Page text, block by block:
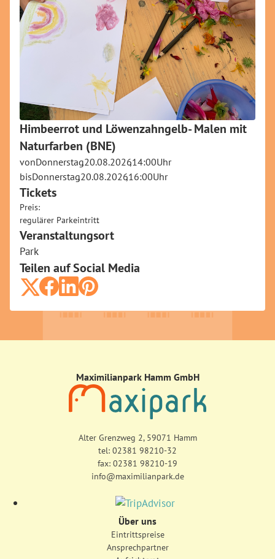
Himbeerrot und Löwenzahngelb- Malen mit
Naturfarben (BNE)
vonDonnerstag,20.08.2026,14:00Uhr
bisDonnerstag,20.08.2026,16:00Uhr
Tickets
Preis:
regulärer Parkeintritt
.
Veranstaltungsort
Park
Teilen auf Social Media
Maximilianpark Hamm GmbH
Alter Grenzweg 2, 59071 Hamm
tel: 02381 98210-32
fax: 02381 98210-19
info@maximilianpark.de
Über uns
Eintrittspreise
Ansprechpartner